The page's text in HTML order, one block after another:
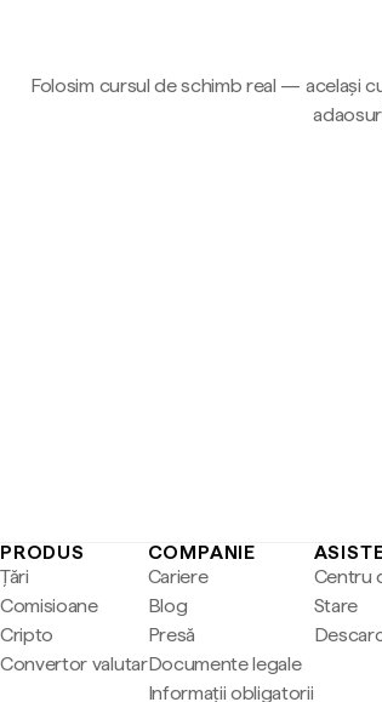
Folosim cursul de schimb real — același
PRODUS
Țări
Comisioane
Cripto
Convertor valutar
COMPANIE
Cariere
Blog
Presă
Documente legale
Informații obligatorii
Centru
Stare